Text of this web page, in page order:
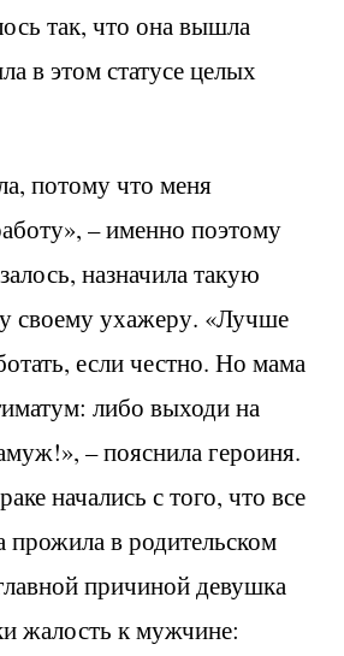
так, что она вышла
в этом статусе целых
потому что меня
– именно поэтому
назначила такую
своему ухажеру. «Лучше
если честно. Но мама
либо выходи на
– пояснила героиня.
начались с того, что все
прожила в родительском
причиной девушка
жалость к мужчине: